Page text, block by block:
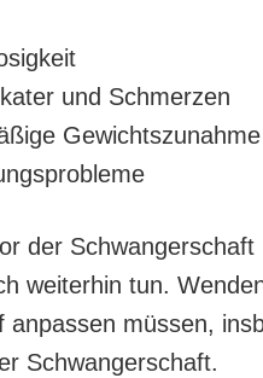
und Schmerzen
Gewichtszunahme
der
weiterhin tun.
anpassen müssen,
Schwangerschaft.